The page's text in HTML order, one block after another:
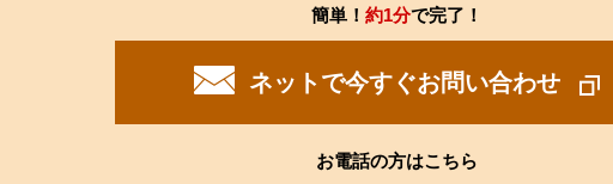
簡単！ 約1分で完了！
ネットで今すぐお問い合わせ
お電話の方はこちら